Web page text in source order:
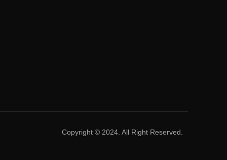
Copyright © 2024. All Right Reserved.